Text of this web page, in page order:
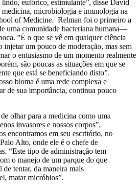
eufórico, estimulante”, disse David
microbiologia e imunologia na
of Medicine. Relman foi o primeiro a
uma comunidade bacteriana humana—
”É o que se vê em qualquer ciência
injetar um pouco de moderação, mas sem
o entusiasmo de um momento realmente
são poucas as situações em que se
que está se beneficiando disto”.
bioma é uma rede complexa e
de sua importância, continua pouco
olhar para a medicina como uma
invasores e nossos corpos”,
encontramos em seu escritório, no
Alto, onde ele é o chefe de
“Este tipo de administração tem
o manejo de um parque do que
de tentar, da maneira mais
matar micróbios”.